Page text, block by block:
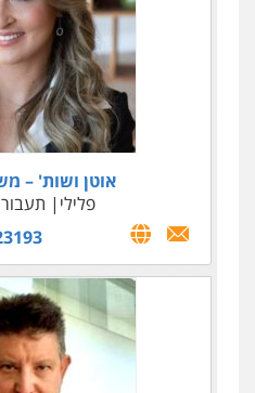
אוטן ושות' –
פלילי